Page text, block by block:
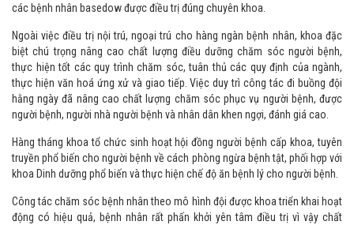
các bệnh nhân basedow được điều trị đúng chuyên khoa.
Ngoài việc điều trị nội trú, ngoại trú cho hàng ngàn bệnh nhân, khoa đặc
biệt chú trọng nâng cao chất lượng điều dưỡng chăm sóc người bệnh,
thực hiện tốt các quy trình chăm sóc, tuân thủ các quy định của ngành,
thực hiện văn hoá ứng xử và giao tiếp. Việc duy trì công tác đi buồng đội
hằng ngày đã nâng cao chất lượng chăm sóc phục vụ người bệnh, được
người bệnh, người nhà người bệnh và nhân dân khen ngợi, đánh giá cao.
Hàng tháng khoa tổ chức sinh hoạt hội đồng người bệnh cấp khoa, tuyên
truyền phổ biến cho người bệnh về cách phòng ngừa bệnh tật, phối hợp với
khoa Dinh dưỡng phổ biến và thực hiện chế độ ăn bệnh lý cho người bệnh.
Công tác chăm sóc bệnh nhân theo mô hình đội được khoa triển khai hoạt
động có hiệu quả, bệnh nhân rất phấn khởi yên tâm điều trị vì vậy chất